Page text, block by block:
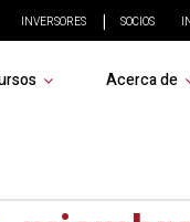
INVERSORES SOCIOS
Acerca de